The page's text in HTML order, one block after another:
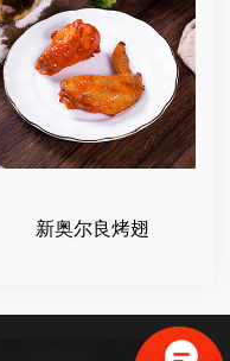
新奥尔良烤翅